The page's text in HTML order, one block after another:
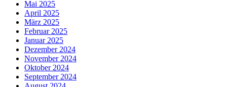
Mai 2025
April 2025
März 2025
Februar 2025
Januar 2025
Dezember 2024
November 2024
Oktober 2024
September 2024